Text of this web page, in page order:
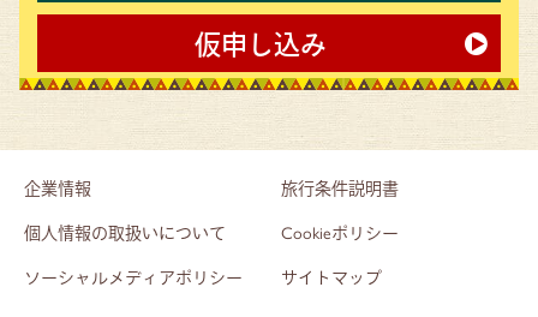
仮申し込み
企業情報
旅行条件説明書
個人情報の取扱いについて
Cookieポリシー
ソーシャルメディアポリシー
サイトマップ